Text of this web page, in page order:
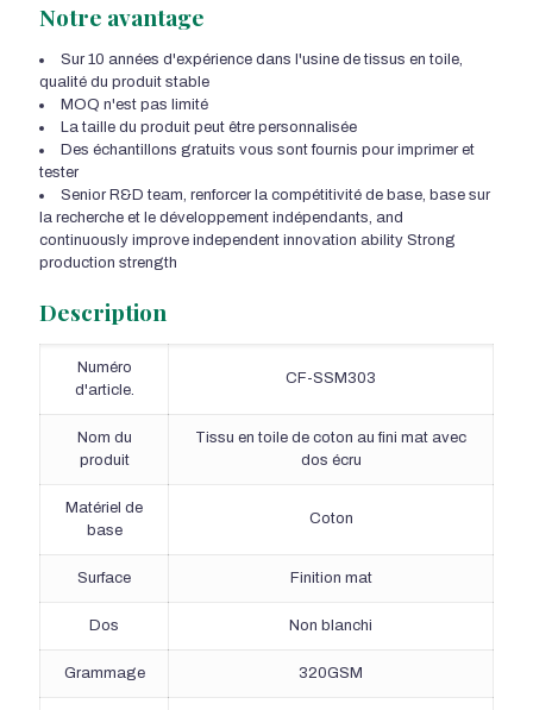
Notre avantage
Sur 10 années d'expérience dans l'usine de tissus en toile,
qualité du produit stable
MOQ n'est pas limité
La taille du produit peut être personnalisée
Des échantillons gratuits vous sont fournis pour imprimer et
tester
Senior R&D team, renforcer la compétitivité de base, base sur
la recherche et le développement indépendants, and
continuously improve independent innovation ability Strong
production strength
Description
Numéro
d'article.
CF-SSM303
Nom du
produit
Tissu en toile de coton au fini mat avec
dos écru
Matériel de
base
Coton
Surface Finition mat
Dos Non blanchi
Grammage 320GSM